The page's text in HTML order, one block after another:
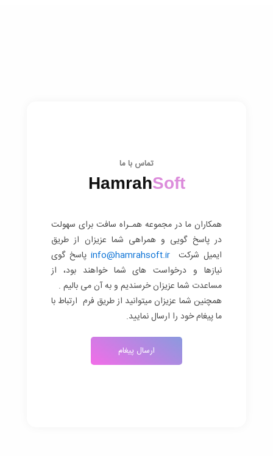
تماس با ما
HamrahSoft
همکاران ما در مجموعه همـراه سافت برای سهولت
در پاسخ گویی و همراهی شما عزیزان از طریق
ایمیل شرکت info@hamrahsoft.ir پاسخ گوی
نیازها و درخواست های شما خواهند بود، از
مساعدت شما عزیزان خرسندیم و به آن می بالیم .
همچنین شما عزیزان میتوانید از طریق فرم ارتباط با
ما پیغام خود را ارسال نمایید.
ارسال پیغام